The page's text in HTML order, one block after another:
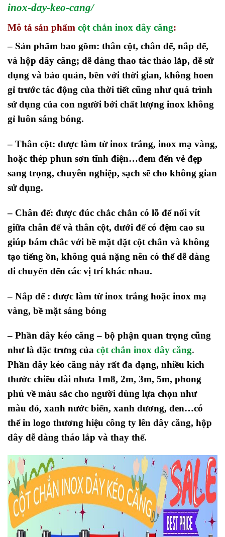
inox-day-keo-cang/
Mô tả sản phẩm cột chắn inox dây căng:
– Sản phẩm bao gồm: thân cột, chân đế, nắp đế,
và hộp dây căng; dễ dàng thao tác tháo lắp, dễ sử
dụng và bảo quản, bền với thời gian, không hoen
gỉ trước tác động của thời tiết cũng như quá trình
sử dụng của con người bởi chất lượng inox không
gỉ luôn sáng bóng.
– Thân cột: được làm từ inox trắng, inox mạ vàng,
hoặc thép phun sơn tĩnh điện…đem đến vẻ đẹp
sang trọng, chuyên nghiệp, sạch sẽ cho không gian
sử dụng.
– Chân đế: được đúc chắc chắn có lỗ để nối vít
giữa chân đế và thân cột, dưới đế có đệm cao su
giúp bám chắc với bề mặt đặt cột chắn và không
tạo tiếng ồn, không quá nặng nên có thể dễ dàng
di chuyển đến các vị trí khác nhau.
– Nắp đế : được làm từ inox trắng hoặc inox mạ
vàng, bề mặt sáng bóng
– Phần dây kéo căng – bộ phận quan trọng cũng
như là đặc trưng của cột chắn inox dây căng.
Phần dây kéo căng này rất đa dạng, nhiều kich
thước chiều dài nhưa 1m8, 2m, 3m, 5m, phong
phú về màu sắc cho người dùng lựa chọn như
màu đỏ, xanh nước biển, xanh dương, đen…có
thể in logo thương hiệu công ty lên dây căng, hộp
dây dễ dàng tháo lắp và thay thế.